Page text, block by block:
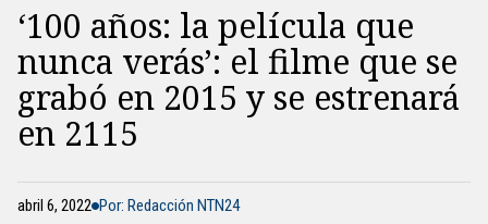
‘100 años: la película que
nunca verás’: el filme que se
grabó en 2015 y se estrenará
en 2115
abril 6, 2022 Por: Redacción NTN24